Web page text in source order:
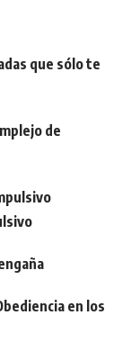
que sólo te
de
en los